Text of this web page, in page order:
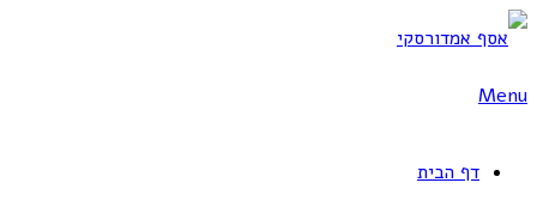
Skip
to
Menu
דף הבית